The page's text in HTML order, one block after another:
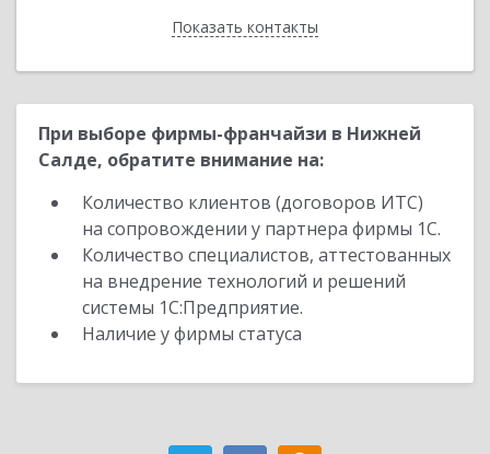
Показать контакты
Назад
При выборе фирмы-франчайзи в Нижней
Салде, обратите внимание на:
Количество клиентов (договоров ИТС)
на сопровождении у партнера фирмы 1С.
Количество специалистов, аттестованных
на внедрение технологий и решений
системы 1С:Предприятие.
Наличие у фирмы статуса